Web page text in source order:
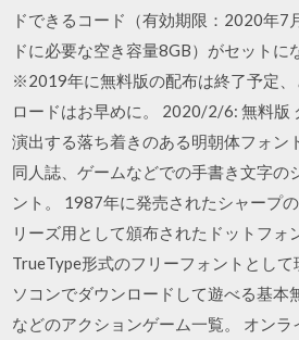
ドできるコード（有効期限：2020年7
ドに必要な空き容量8GB）がセット
※2019年に無料版の配布は終了予定
ロードはお早めに。 2020/2/6: 無料版
演出する落ち着きのある明朝体フォン
同人誌、ゲームなどでの手書き文字の
ント。 1987年に発売されたシャープ
リーズ用として頒布されたドットフォ
TrueType形式のフリーフォントとし
ソコンでダウンロードして遊べる基本
などのアクションゲーム一覧。 オン